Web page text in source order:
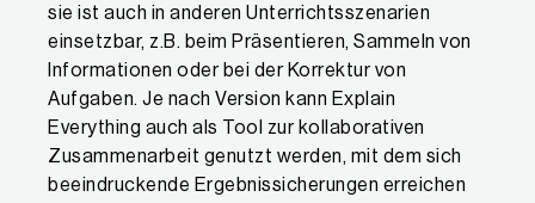
sie ist auch in anderen Unterrichtsszenarien
einsetzbar, z.B. beim Präsentieren, Sammeln von
Informationen oder bei der Korrektur von
Aufgaben. Je nach Version kann Explain
Everything auch als Tool zur kollaborativen
Zusammenarbeit genutzt werden, mit dem sich
beeindruckende Ergebnissicherungen erreichen